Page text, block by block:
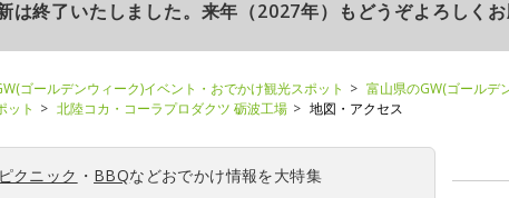
は終了いたしました。来年（2027年）もどうぞよろしくお
ゴールデンウィーク)イベント・おでかけ観光スポット
富山県のGW(ゴールデ
ット
北陸コカ・コーラプロダクツ 砺波工場 地図・アクセス
ピクニック ・ BBQなどおでかけ情報を大特集